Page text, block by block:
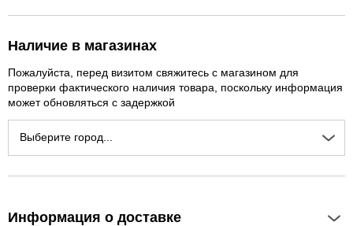
Наличие в магазинах
Пожалуйста, перед визитом свяжитесь с магазином для
проверки фактического наличия товара, поскольку информация
может обновляться с задержкой
Выберите город...
Информация о доставке